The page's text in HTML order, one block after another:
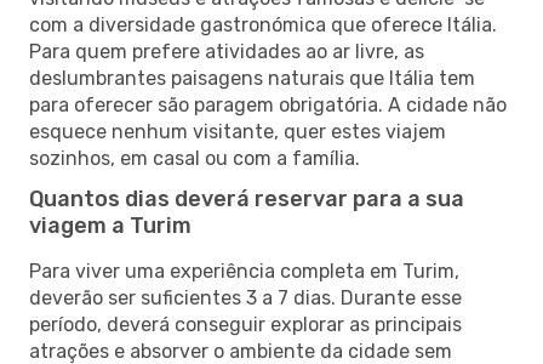
com a diversidade gastronómica que oferece Itália.
Para quem prefere atividades ao ar livre, as
deslumbrantes paisagens naturais que Itália tem
para oferecer são paragem obrigatória. A cidade não
esquece nenhum visitante, quer estes viajem
sozinhos, em casal ou com a família.
Quantos dias deverá reservar para a sua
viagem a Turim
Para viver uma experiência completa em Turim,
deverão ser suficientes 3 a 7 dias. Durante esse
período, deverá conseguir explorar as principais
atrações e absorver o ambiente da cidade sem